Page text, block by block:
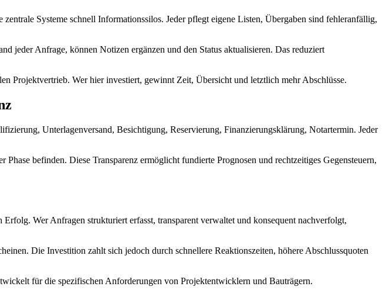
Systeme schnell Informationssilos. Jeder pflegt eigene Listen, Übergaben sind fehleranfällig,
jeder Anfrage, können Notizen ergänzen und den Status aktualisieren. Das reduziert
Projektvertrieb. Wer hier investiert, gewinnt Zeit, Übersicht und letztlich mehr Abschlüsse.
Unterlagenversand, Besichtigung, Reservierung, Finanzierungsklärung, Notartermin. Jeder
befinden. Diese Transparenz ermöglicht fundierte Prognosen und rechtzeitiges Gegensteuern,
Wer Anfragen strukturiert erfasst, transparent verwaltet und konsequent nachverfolgt,
Die Investition zahlt sich jedoch durch schnellere Reaktionszeiten, höhere Abschlussquoten
für die spezifischen Anforderungen von Projektentwicklern und Bauträgern.